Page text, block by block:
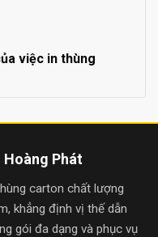
việc in thùng
Hoàng Phát
carton chất lượng
khẳng định vị thế dẫn
gói đa dạng và phục vụ